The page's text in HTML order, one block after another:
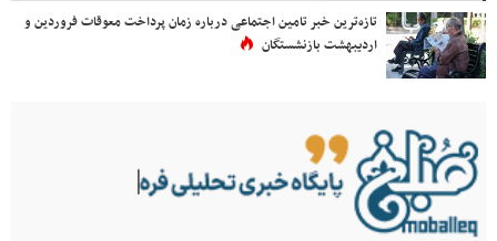
تازه‌ترین خبر تامین اجتماعی درباره زمان پرداخت معوقات فروردین و
اردیبهشت بازنشستگان